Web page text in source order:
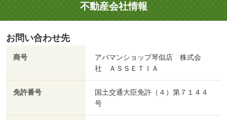
不動産会社情報
お問い合わせ先
商号
アパマンショップ琴似店 株式会
社 ＡＳＳＥＴＩＡ
免許番号
国土交通大臣免許（４）第７１４４
号